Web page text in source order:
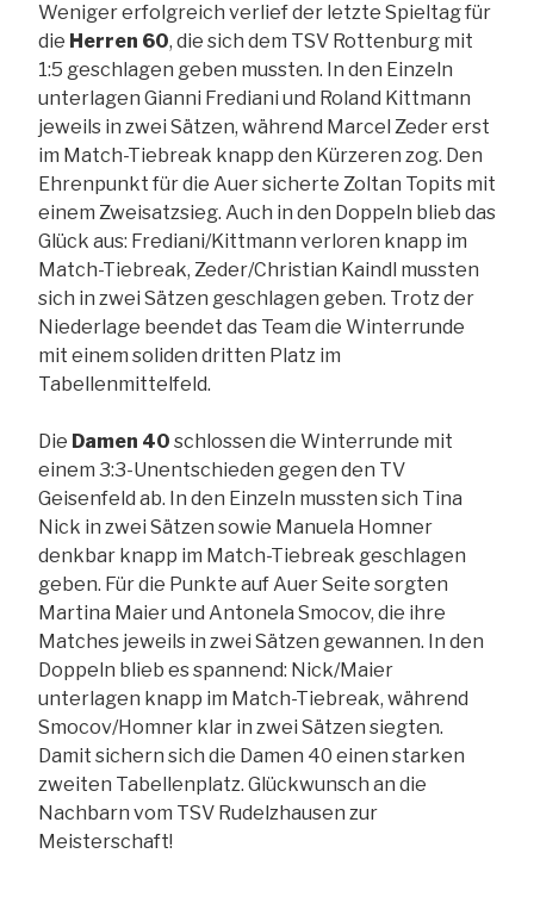
Weniger erfolgreich verlief der letzte Spieltag für
die Herren 60, die sich dem TSV Rottenburg mit
1:5 geschlagen geben mussten. In den Einzeln
unterlagen Gianni Frediani und Roland Kittmann
jeweils in zwei Sätzen, während Marcel Zeder erst
im Match-Tiebreak knapp den Kürzeren zog. Den
Ehrenpunkt für die Auer sicherte Zoltan Topits mit
einem Zweisatzsieg. Auch in den Doppeln blieb das
Glück aus: Frediani/Kittmann verloren knapp im
Match-Tiebreak, Zeder/Christian Kaindl mussten
sich in zwei Sätzen geschlagen geben. Trotz der
Niederlage beendet das Team die Winterrunde
mit einem soliden dritten Platz im
Tabellenmittelfeld.
Die Damen 40 schlossen die Winterrunde mit
einem 3:3-Unentschieden gegen den TV
Geisenfeld ab. In den Einzeln mussten sich Tina
Nick in zwei Sätzen sowie Manuela Homner
denkbar knapp im Match-Tiebreak geschlagen
geben. Für die Punkte auf Auer Seite sorgten
Martina Maier und Antonela Smocov, die ihre
Matches jeweils in zwei Sätzen gewannen. In den
Doppeln blieb es spannend: Nick/Maier
unterlagen knapp im Match-Tiebreak, während
Smocov/Homner klar in zwei Sätzen siegten.
Damit sichern sich die Damen 40 einen starken
zweiten Tabellenplatz. Glückwunsch an die
Nachbarn vom TSV Rudelzhausen zur
Meisterschaft!